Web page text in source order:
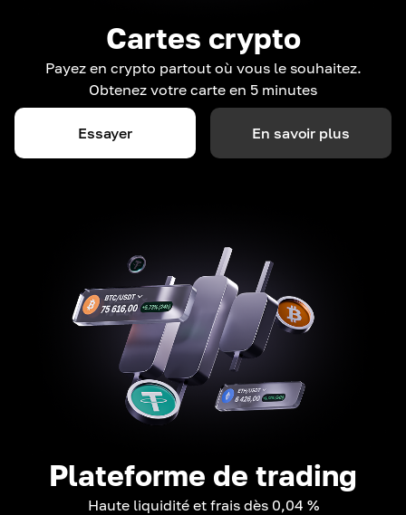
Cartes crypto
Payez en crypto partout où vous le souhaitez.
Obtenez votre carte en 5 minutes
Essayer En savoir plus
Plateforme de trading
Haute liquidité et frais dès 0,04 %